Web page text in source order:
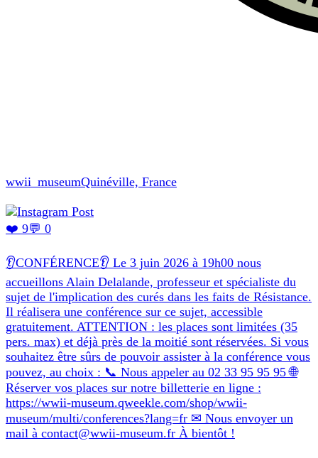
wwii_museumQuinéville, France
❤️ 9💬 0
👂CONFÉRENCE👂 Le 3 juin 2026 à 19h00 nous
accueillons Alain Delalande, professeur et spécialiste du
sujet de l'implication des curés dans les faits de Résistance.
Il réalisera une conférence sur ce sujet, accessible
gratuitement. ATTENTION : les places sont limitées (35
pers. max) et déjà près de la moitié sont réservées. Si vous
souhaitez être sûrs de pouvoir assister à la conférence vous
pouvez, au choix : 📞 Nous appeler au 02 33 95 95 95 🌐
Réserver vos places sur notre billetterie en ligne :
https://wwii-museum.qweekle.com/shop/wwii-
museum/multi/conferences?lang=fr ✉ Nous envoyer un
mail à contact@wwii-museum.fr À bientôt !